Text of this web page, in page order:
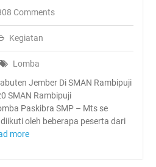
Comments
Kegiatan
Lomba
Jember Di SMAN Rambipuji
SMAN Rambipuji
Paskibra SMP – Mts se
oleh beberapa peserta dari
more